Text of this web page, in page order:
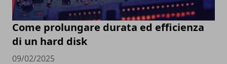
Come prolungare durata ed efficienza
di un hard disk
09/02/2025